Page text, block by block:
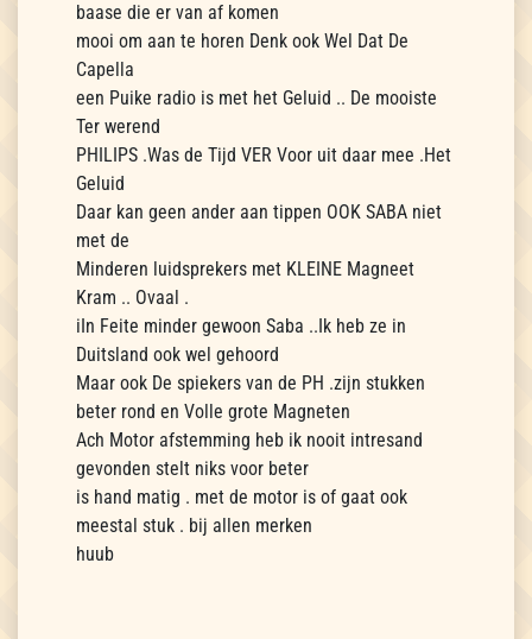
baase die er van af komen
mooi om aan te horen Denk ook Wel Dat De
Capella
een Puike radio is met het Geluid .. De mooiste
Ter werend
PHILIPS .Was de Tijd VER Voor uit daar mee .Het
Geluid
Daar kan geen ander aan tippen OOK SABA niet
met de
Minderen luidsprekers met KLEINE Magneet
Kram .. Ovaal .
iIn Feite minder gewoon Saba ..Ik heb ze in
Duitsland ook wel gehoord
Maar ook De spiekers van de PH .zijn stukken
beter rond en Volle grote Magneten
Ach Motor afstemming heb ik nooit intresand
gevonden stelt niks voor beter
is hand matig . met de motor is of gaat ook
meestal stuk . bij allen merken
huub